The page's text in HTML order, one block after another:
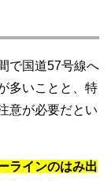
で国道57号線へ
多いことと、特
意が必要だとい
ラインのはみ出